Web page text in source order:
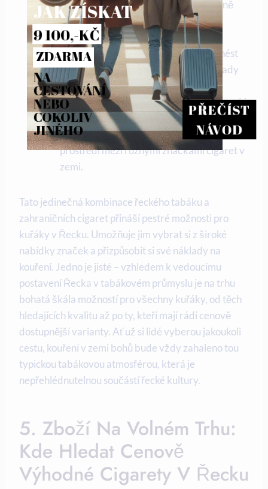
spotřebitelé mají na výběr různé úrovně
kvality a cenového rozpětí.
Dopad na spotřebitelské náklady:
Dovoz zahraničního tabáku může přinést
nepřímý dopad na spotřebitelské náklady
na cigarety v Řecku. S širší nabídkou
produktů na trhu zde mohou být dostupné i
levnější možnosti pro kuřáky. Tomůže vést
ke snížení cena vytvoření konkurenčního
prostředí mezi různými značkami cigaret v
zemi.
Tato jedinečná kombinace řeckého tabáku a
zahraničních cigaret přináší pestré možnosti pro
kuřáky v Řecku. Umožňuje jim vybrat si z široké
nabídky značek a přizpůsobit si své náklady na
kouření. Jedno je jisté – vzhledem k vedoucímu
postavení Řecka v tabákovém průmyslu je na trhu
bohatá škála možností pro všechny kuřáky, od těch
hledajících kvalitu až po ty, kteří mají rádi cenově
dostupnější varianty. Ať už si lidé vyberou jakoukoli
cestu, kouření v zemi bohů bude vždy zahaleno tou
typickou tabákovou atmosférou, která je
nepřehlédnutelnou součástí řecké kultury.
5. Zboží Na Volném Trhu:
Kde Hledat Cenově
Výhodné Cigarety V Řecku
JAK ZÍSKAT
ZDARMA
PŘEČÍST
NÁVOD
9 100,-KČ
NA
CESTOVÁNÍ
NEBO
COKOLIV
JINÉHO